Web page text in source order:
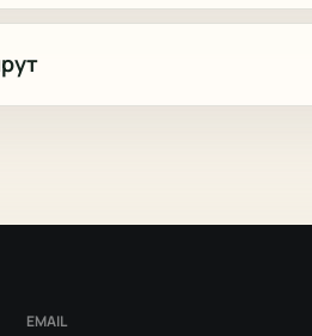
EMAIL